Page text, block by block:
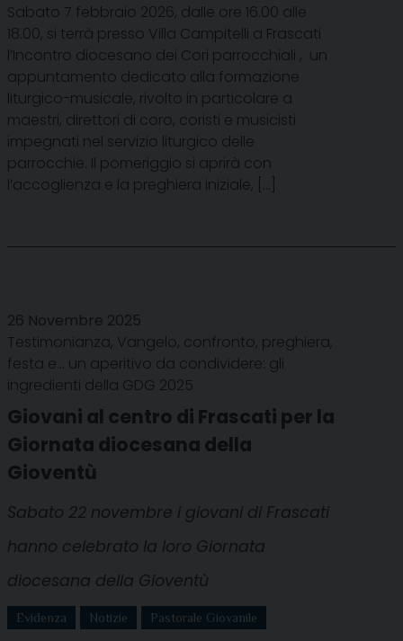
Sabato 7 febbraio 2026, dalle ore 16.00 alle
18.00, si terrà presso Villa Campitelli a Frascati
l’Incontro diocesano dei Cori parrocchiali , un
appuntamento dedicato alla formazione
liturgico-musicale, rivolto in particolare a
maestri, direttori di coro, coristi e musicisti
impegnati nel servizio liturgico delle
parrocchie. Il pomeriggio si aprirà con
l’accoglienza e la preghiera iniziale, […]
26 Novembre 2025
Testimonianza, Vangelo, confronto, preghiera,
festa e... un aperitivo da condividere: gli
ingredienti della GDG 2025
Giovani al centro di Frascati per la
Giornata diocesana della
Gioventù
Sabato 22 novembre i giovani di Frascati
hanno celebrato la loro Giornata
diocesana della Gioventù
Evidenza Notizie Pastorale Giovanile